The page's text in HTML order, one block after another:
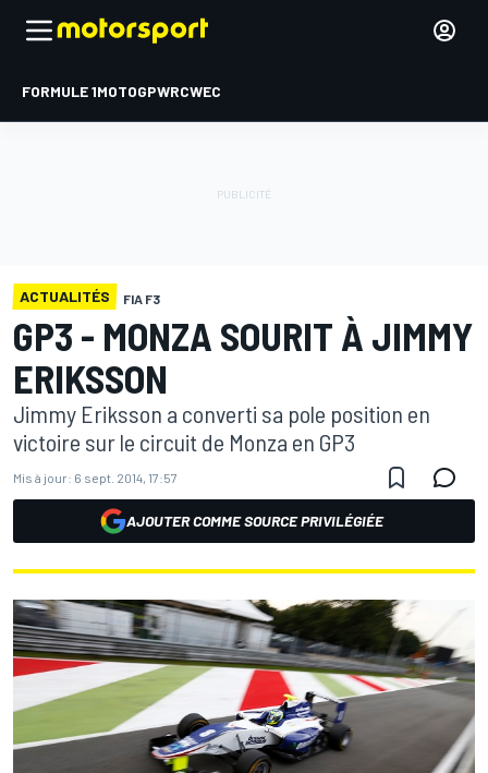
FORMULE 1MOTOGPWRCWEC
ACTUALITÉS FIA F3
GP3 - MONZA SOURIT À JIMMY
ERIKSSON
Jimmy Eriksson a converti sa pole position en
victoire sur le circuit de Monza en GP3
Mis à jour: 6 sept. 2014, 17:57
AJOUTER COMME SOURCE PRIVILÉGIÉE